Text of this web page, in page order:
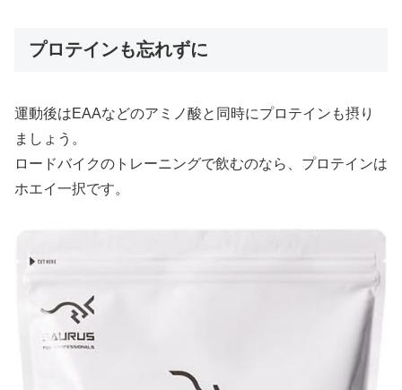
プロテインも忘れずに
運動後はEAAなどのアミノ酸と同時にプロテインも摂り
ましょう。
ロードバイクのトレーニングで飲むのなら、プロテインは
ホエイ一択です。